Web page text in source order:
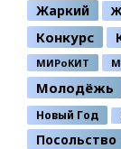
Жаркий
Конкурс
МИРоКИТ
Молодёжь
Новый Год
Посольство